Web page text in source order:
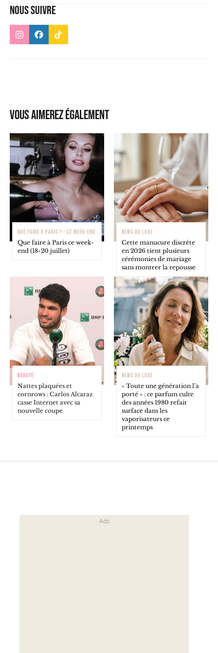
Nous suivre
Vous aimerez également
QUE FAIRE À PARIS ? - CE WEEK-END
Que faire à Paris ce week-
end (18-20 juillet)
NEWS DU LUXE
Cette manucure discrète
en 2026 tient plusieurs
cérémonies de mariage
sans montrer la repousse
BEAUTÉ
Nattes plaquées et
cornrows : Carlos Alcaraz
casse Internet avec sa
nouvelle coupe
NEWS DU LUXE
« Toute une génération l’a
porté » : ce parfum culte
des années 1980 refait
surface dans les
vaporisateurs ce
printemps